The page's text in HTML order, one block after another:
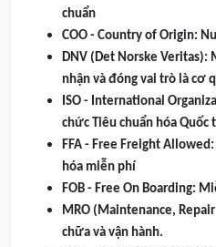
chuẩn
COO - Country of Origin:
DNV (Det Norske Veritas):
nhận và đóng vai trò là cơ
ISO - International
chức Tiêu chuẩn hóa Quốc
FFA - Free Freight
hóa miễn phí
FOB - Free On Boarding:
MRO (Maintenance,
chữa và vận hành.